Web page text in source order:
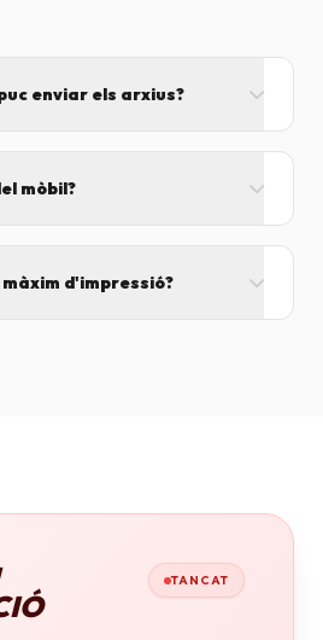
enviar els arxius?
mòbil?
d'impressió?
TANCAT